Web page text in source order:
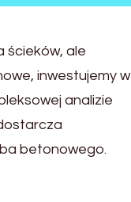
ścieków, ale
inwestujemy w
analizie
betonowego.